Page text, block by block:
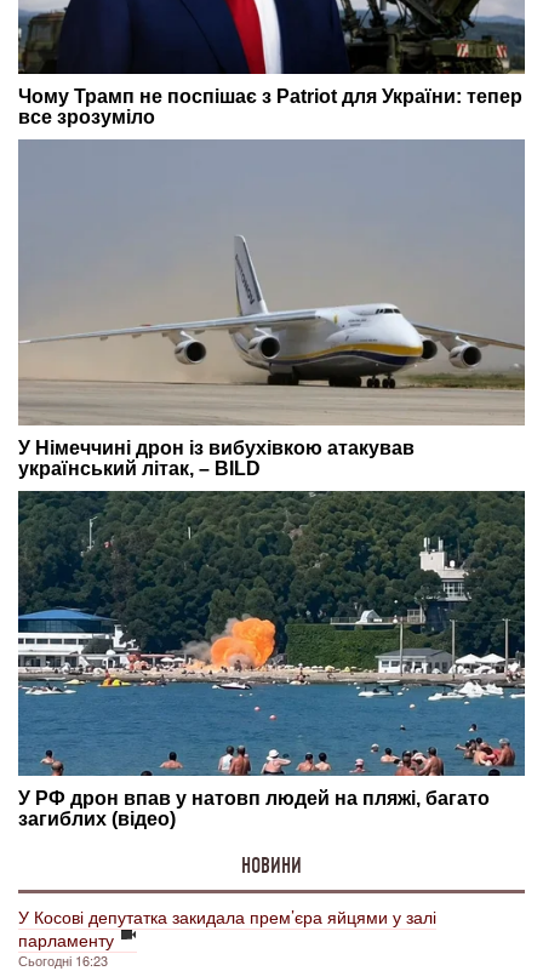
НОВИНИ
У Косові депутатка закидала прем’єра яйцями у залі
парламенту
Сьогодні 16:23